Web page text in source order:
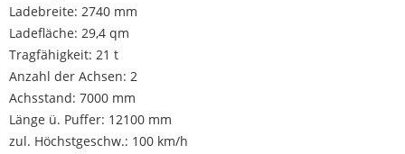
Ladebreite: 2740 mm
Ladefläche: 29,4 qm
Tragfähigkeit: 21 t
Anzahl der Achsen: 2
Achsstand: 7000 mm
Länge ü. Puffer: 12100 mm
zul. Höchstgeschw.: 100 km/h